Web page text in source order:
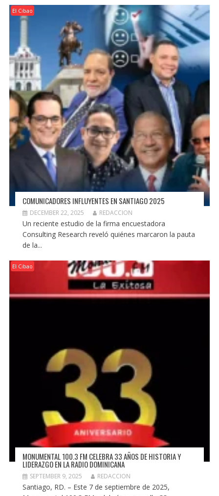
El Cibao
COMUNICADORES INFLUYENTES EN SANTIAGO 2025
DECEMBER 22, 2025 REDACCION
Un reciente estudio de la firma encuestadora
Consulting Research reveló quiénes marcaron la pauta
de la...
El Cibao
MONUMENTAL 100.3 FM CELEBRA 33 AÑOS DE HISTORIA Y
LIDERAZGO EN LA RADIO DOMINICANA
SEPTEMBER 9, 2025 REDACCION
Santiago, RD. – Este 7 de septiembre de 2025,